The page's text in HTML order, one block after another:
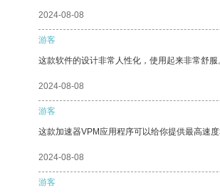
2024-08-08
游客
这款软件的设计非常人性化，使用起来非常舒服
2024-08-08
游客
这款加速器VPM应用程序可以给你提供最高速
2024-08-08
游客